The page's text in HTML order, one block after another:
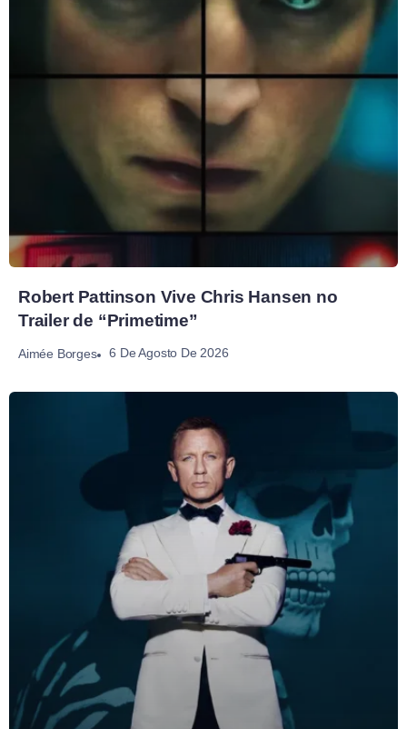
Robert Pattinson Vive Chris Hansen no
Trailer de “Primetime”
Aimée Borges 6 De Agosto De 2026